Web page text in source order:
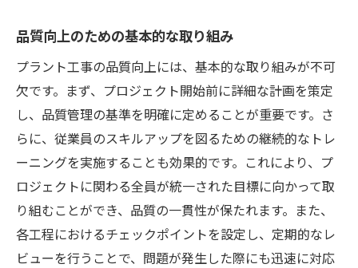
品質向上のための基本的な取り組み
プラント工事の品質向上には、基本的な取り組みが不可
欠です。まず、プロジェクト開始前に詳細な計画を策定
し、品質管理の基準を明確に定めることが重要です。さ
らに、従業員のスキルアップを図るための継続的なトレ
ーニングを実施することも効果的です。これにより、プ
ロジェクトに関わる全員が統一された目標に向かって取
り組むことができ、品質の一貫性が保たれます。また、
各工程におけるチェックポイントを設定し、定期的なレ
ビューを行うことで、問題が発生した際にも迅速に対応